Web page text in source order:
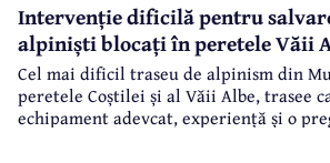
Intervenție dificilă pentru
alpiniști blocați în peretele Văii
Cel mai dificil traseu de alpinism din
peretele Coștilei și al Văii Albe, trasee
echipament adevcat, experiență și o